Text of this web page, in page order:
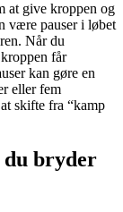
at give kroppen og
være pauser i løbet
Når du
får
kan gøre en
eller fem
skifte fra “kamp
du bryder